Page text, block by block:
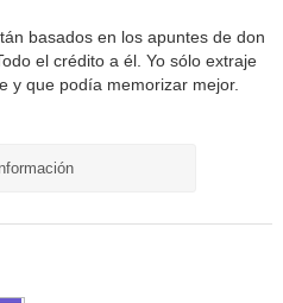
basados en los apuntes de don
el crédito a él. Yo sólo extraje
y que podía memorizar mejor.